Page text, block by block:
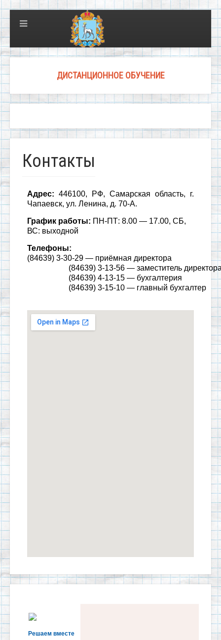
ДИСТАНЦИОННОЕ ОБУЧЕНИЕ
Контакты
Адрес: 446100, РФ, Самарская область, г.
Чапаевск, ул. Ленина, д. 70-А.
График работы: ПН-ПТ: 8.00 — 17.00, СБ,
ВС: выходной
Телефоны:
(84639) 3-30-29 — приёмная директора
(84639) 3-13-56 — заместитель директора по
(84639) 4-13-15 — бухгалтерия
(84639) 3-15-10 — главный бухгалтер
Решаем вместе